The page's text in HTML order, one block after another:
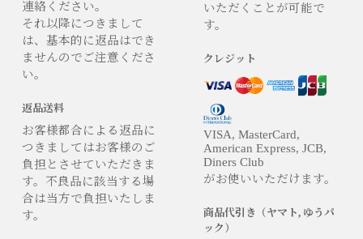
連絡ください。
それ以降につきまして
は、基本的に返品はでき
ませんのでご注意くださ
い。
返品送料
お客様都合による返品に
つきましてはお客様のご
負担とさせていただきま
す。不良品に該当する場
合は当方で負担いたしま
す。
いただくことが可能で
す。
クレジット
VISA, MasterCard,
American Express, JCB,
Diners Club
がお使いいただけます。
商品代引き（ヤマト, ゆうパ
ック）